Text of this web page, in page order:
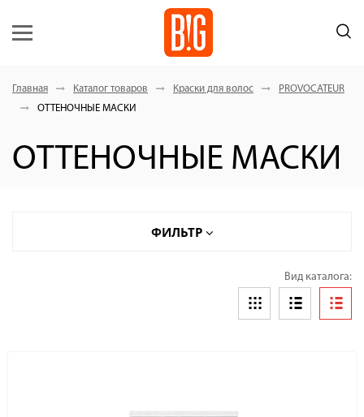
Главная Каталог товаров Краски для волос
PROVOCATEUR
ОТТЕНОЧНЫЕ МАСКИ
ОТТЕНОЧНЫЕ МАСКИ
ФИЛЬТР
Вид каталога: